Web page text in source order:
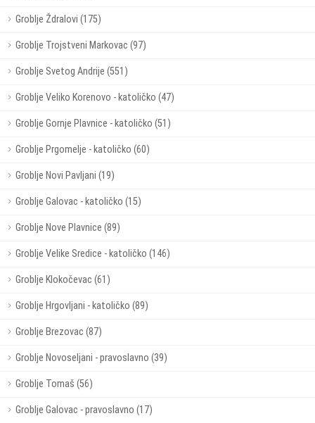
Groblje Ždralovi (175)
Groblje Trojstveni Markovac (97)
Groblje Svetog Andrije (551)
Groblje Veliko Korenovo - katoličko (47)
Groblje Gornje Plavnice - katoličko (51)
Groblje Prgomelje - katoličko (60)
Groblje Novi Pavljani (19)
Groblje Galovac - katoličko (15)
Groblje Nove Plavnice (89)
Groblje Velike Sredice - katoličko (146)
Groblje Klokočevac (61)
Groblje Hrgovljani - katoličko (89)
Groblje Brezovac (87)
Groblje Novoseljani - pravoslavno (39)
Groblje Tomaš (56)
Groblje Galovac - pravoslavno (17)